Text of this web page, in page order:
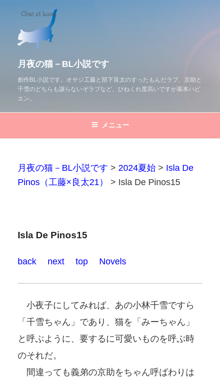
月夜の猫－BL小説です
創作BL小説です。オヤジ工藤と部下良太のすったもんだラブ、京助と
千雪のどちらも譲らないぞラブなど、ひねくれ度高いですが基本ハピ
エン。
メニュー
月夜の猫－BL小説です > 2024夏始 > Isla De
Pinos（工藤×良太21）
> Isla De Pinos15
Isla De Pinos15
back next top Novels
小夜子にしてみれば、あの小林千雪ですら
「千雪ちゃん」であり、猫を「みーちゃん」
と呼ぶように、要するに可愛いものを呼ぶ時
のそれだ。
間違っても義弟の京助をちゃん呼ばわりは